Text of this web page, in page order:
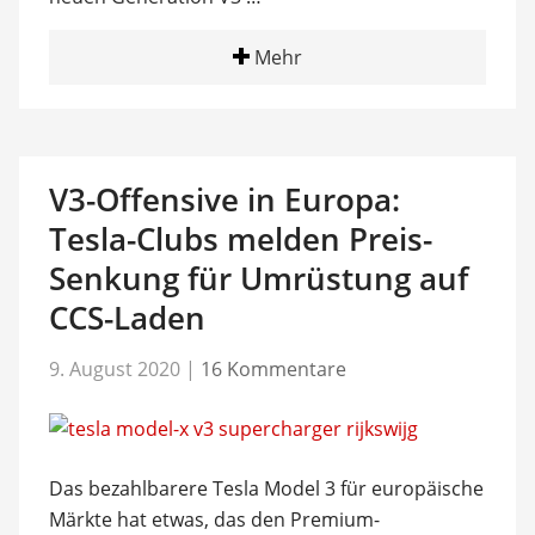
Mehr
V3-Offensive in Europa:
Tesla-Clubs melden Preis-
Senkung für Umrüstung auf
CCS-Laden
9. August 2020 | 16 Kommentare
Das bezahlbarere Tesla Model 3 für europäische
Märkte hat etwas, das den Premium-